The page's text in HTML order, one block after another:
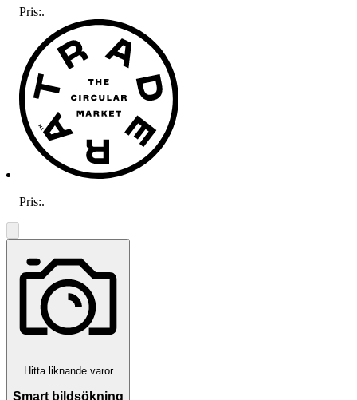
Pris:.
Pris:.
Hitta liknande varor
Smart bildsökning